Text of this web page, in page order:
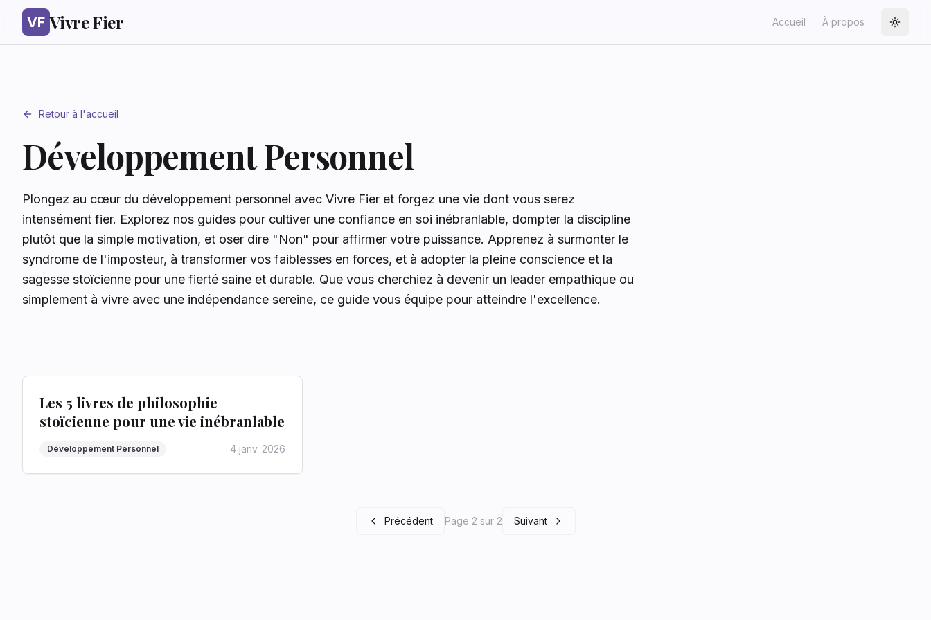
VF Vivre Fier Accueil À propos Toggle
Retour à l'accueil
Développement Personnel
Plongez au cœur du développement personnel avec Vivre Fier et forgez une vie dont vous serez
intensément fier. Explorez nos guides pour cultiver une confiance en soi inébranlable, dompter la discipline
plutôt que la simple motivation, et oser dire "Non" pour affirmer votre puissance. Apprenez à surmonter le
syndrome de l'imposteur, à transformer vos faiblesses en forces, et à adopter la pleine conscience et la
sagesse stoïcienne pour une fierté saine et durable. Que vous cherchiez à devenir un leader empathique ou
simplement à vivre avec une indépendance sereine, ce guide vous équipe pour atteindre l'excellence.
Les 5 livres de philosophie
stoïcienne pour une vie inébranlable
Développement Personnel 4 janv. 2026
Précédent Page 2 sur 2 Suivant